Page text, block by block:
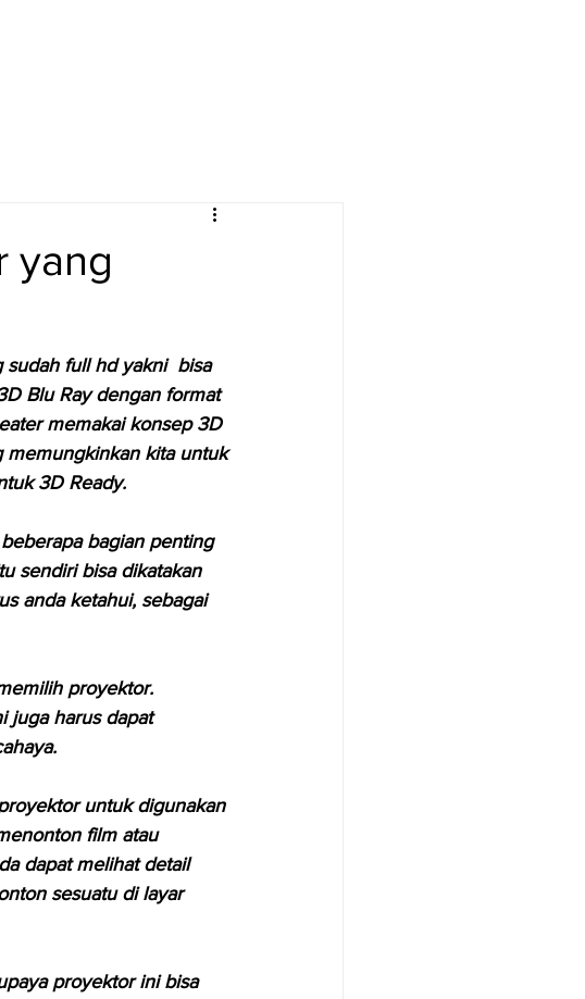
yang
full hd yakni  bisa
Blu Ray dengan format
memakai konsep 3D
memungkinkan kita untuk
3D Ready.
bagian penting
sendiri bisa dikatakan
anda ketahui, sebagai
proyektor.
juga harus dapat
untuk digunakan
film atau
dapat melihat detail
sesuatu di layar
proyektor ini bisa